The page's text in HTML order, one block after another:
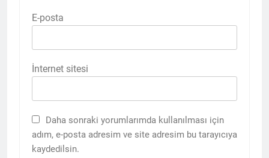
E-posta
İnternet sitesi
Daha sonraki yorumlarımda kullanılması için
adım, e-posta adresim ve site adresim bu tarayıcıya
kaydedilsin.